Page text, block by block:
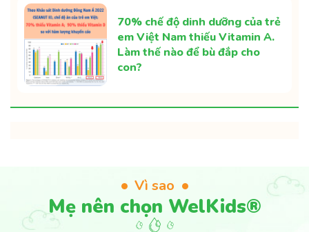
70% chế độ dinh dưỡng của trẻ
em Việt Nam thiếu Vitamin A.
Làm thế nào để bù đắp cho
con?
Vì sao
Mẹ nên chọn WelKids®